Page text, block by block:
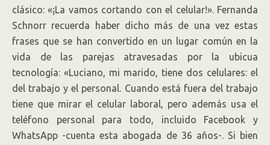
clásico: «¡La vamos cortando con el celular!». Fernanda
Schnorr recuerda haber dicho más de una vez estas
frases que se han convertido en un lugar común en la
vida de las parejas atravesadas por la ubicua
tecnología: «Luciano, mi marido, tiene dos celulares: el
del trabajo y el personal. Cuando está fuera del trabajo
tiene que mirar el celular laboral, pero además usa el
teléfono personal para todo, incluido Facebook y
WhatsApp -cuenta esta abogada de 36 años-. Si bien